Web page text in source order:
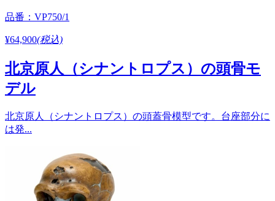
品番：VP750/1
¥64,900(税込)
北京原人（シナントロプス）の頭骨モ
デル
北京原人（シナントロプス）の頭蓋骨模型です。台座部分に
は発...